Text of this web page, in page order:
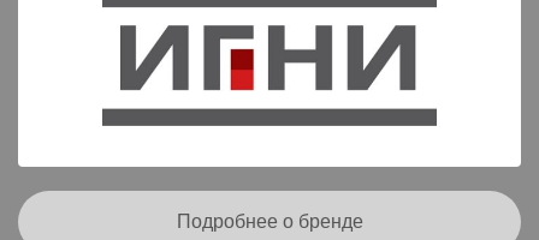
Подробнее о бренде